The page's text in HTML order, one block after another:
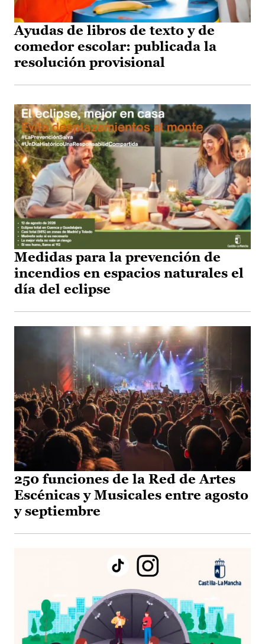
Ayudas de libros de texto y de
comedor escolar: publicada la
resolución provisional
Medidas para la prevención de
incendios en espacios naturales el
día del eclipse
250 funciones de la Red de Artes
Escénicas y Musicales entre agosto
y septiembre